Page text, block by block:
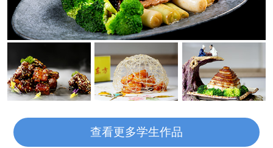
查看更多学生作品